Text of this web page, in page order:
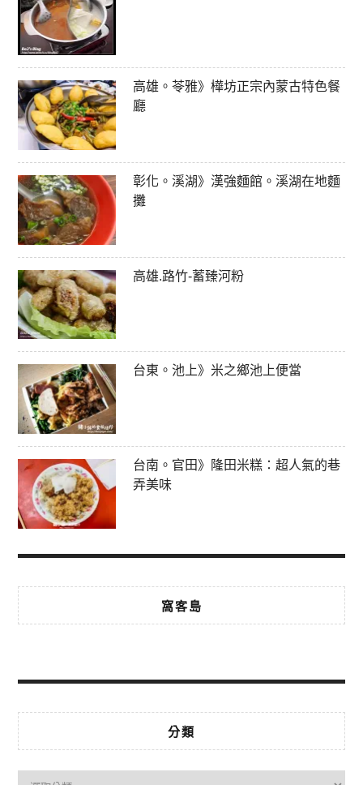
高雄。苓雅》樺坊正宗內蒙古特色餐
廳
彰化。溪湖》漢強麵館。溪湖在地麵
攤
高雄.路竹-蓄臻河粉
台東。池上》米之鄉池上便當
台南。官田》隆田米糕：超人氣的巷
弄美味
窩客島
分類